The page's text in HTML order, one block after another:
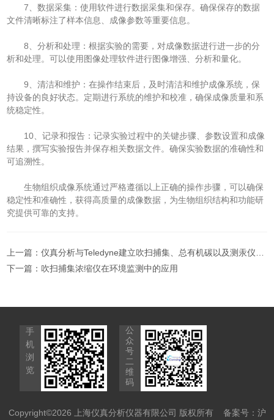
7、数据采集：使用软件进行数据采集和保存。确保保存的数据
文件清晰标注了样本信息、成像参数等重要信息。
8、分析和处理：根据实验的需要，对成像数据进行进一步的分
析和处理。可以使用图像处理软件进行图像增强、分析和量化。
9、清洁和维护：在操作结束后，及时清洁和维护成像系统，保
持设备的良好状态。定期进行系统的维护和校准，确保成像质量和系
统稳定性。
10、记录和报告：记录实验过程中的关键步骤、参数设置和成像
结果，撰写实验报告并保存相关数据文件。确保实验数据的准确性和
可追溯性。
生物组织成像系统通过严格遵循以上正确的操作步骤，可以确保
稳定性和准确性，获得高质量的成像数据，为生物组织结构和功能研
究提供可靠的支持。
上一篇：仪真分析与Teledyne建立吹扫捕集、总有机碳以及测汞仪产品战略合作关系
下一篇： 吹扫捕集浓缩仪在环境监测中的应用
手
机
浏
览
公
众
号
二
维
码
Copyright©2026 上海仪真分析仪器有限公司 版权所有 备案号：沪